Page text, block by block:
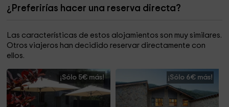
¿Preferirías hacer una reserva directa?
Las características de estos alojamientos son muy similares.
Otros viajeros han decidido reservar directamente con
ellos.
¡Sólo 5€ más! ¡Sólo 6€ más!